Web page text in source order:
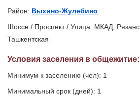
Район: Выхино-Жулебино
Шоссе / Проспект / Улица: МКАД,
Ташкентская
Условия заселения в общежитие:
Минимум к заселению (чел): 1
Минимальный срок (дней): 1